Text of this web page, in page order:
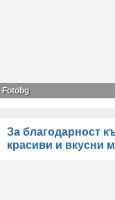
Fotobg
За благодарност
красиви и вкусни